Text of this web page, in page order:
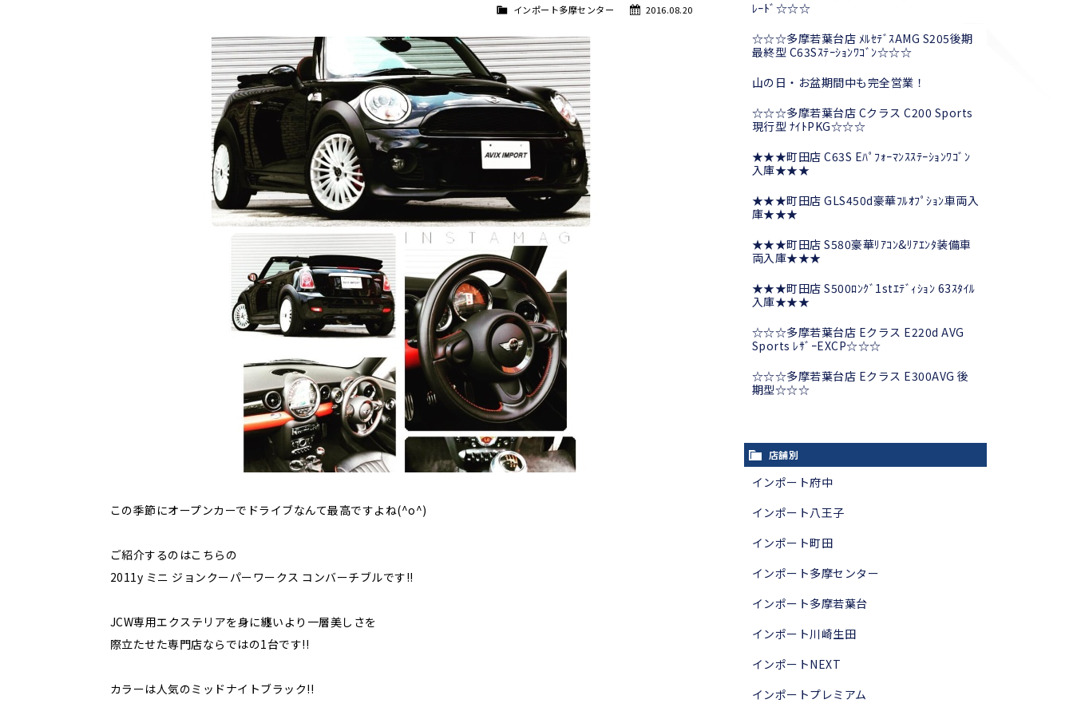
2016.08.20
インポート多摩センター
この季節にオープンカーでドライブなんて最高ですよね(^o^)
ご紹介するのはこちらの
2011y ミニ ジョンクーパーワークス コンバーチブルです!!
JCW専用エクステリアを身に纏いより一層美しさを
際立たせた専門店ならではの1台です!!
カラーは人気のミッドナイトブラック!!
ﾚｰﾄﾞ☆☆☆
☆☆☆多摩若葉台店 ﾒﾙｾﾃﾞｽAMG S205後期
最終型 C63Sｽﾃｰｼｮﾝﾜｺﾞﾝ☆☆☆
山の日・お盆期間中も完全営業！
☆☆☆多摩若葉台店 Cクラス C200 Sports
現行型 ﾅｲﾄPKG☆☆☆
★★★町田店 C63S Eﾊﾟﾌｫｰﾏﾝｽｽﾃｰｼｮﾝﾜｺﾞﾝ
入庫★★★
★★★町田店 GLS450d豪華ﾌﾙｵﾌﾟｼｮﾝ車両入
庫★★★
★★★町田店 S580豪華ﾘｱｺﾝ&ﾘｱｴﾝﾀ装備車
両入庫★★★
★★★町田店 S500ﾛﾝｸﾞ1stｴﾃﾞｨｼｮﾝ 63ｽﾀｲﾙ
入庫★★★
☆☆☆多摩若葉台店 Eクラス E220d AVG
Sports ﾚｻﾞｰEXCP☆☆☆
☆☆☆多摩若葉台店 Eクラス E300AVG 後
期型☆☆☆
店舗別
インポート府中
インポート八王子
インポート町田
インポート多摩センター
インポート多摩若葉台
インポート川崎生田
インポートNEXT
インポートプレミアム